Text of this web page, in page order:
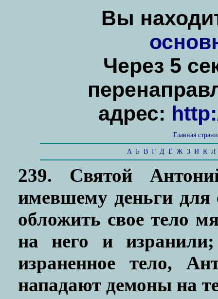
Вы
Через 5
адрес:
Главная
А Б В Г Д Е Ж З И К Л
239. Святой
имевшему деньги для
обложить свое тело
на него и
израненное тело,
нападают демоны на